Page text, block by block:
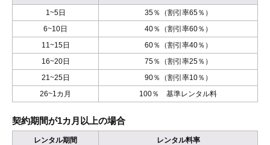
1~5日
35％（割引率65％）
6~10日
40％（割引率60％）
11~15日
60％（割引率40％）
16~20日
75％（割引率25％）
21~25日
90％（割引率10％）
26~1カ月
100％ 基準レンタル料
契約期間が1カ月以上の場合
レンタル期間 レンタル料率